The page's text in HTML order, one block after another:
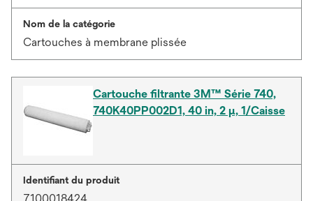
Nom de la catégorie
Cartouches à membrane plissée
Cartouche filtrante 3M™ Série 740,
740K40PP002D1, 40 in, 2 μ, 1/Caisse
Identifiant du produit